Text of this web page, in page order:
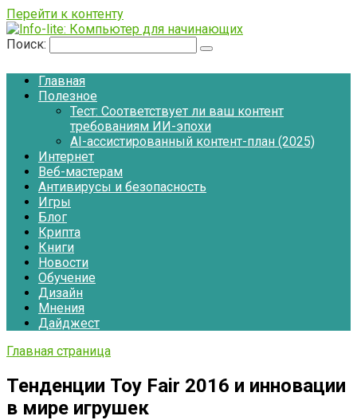
Перейти к контенту
Поиск:
Главная
Полезное
Тест: Соответствует ли ваш контент
требованиям ИИ-эпохи
AI-ассистированный контент-план (2025)
Интернет
Веб-мастерам
Антивирусы и безопасность
Игры
Блог
Крипта
Книги
Новости
Обучение
Дизайн
Мнения
Дайджест
Главная страница
Тенденции Toy Fair 2016 и инновации
в мире игрушек